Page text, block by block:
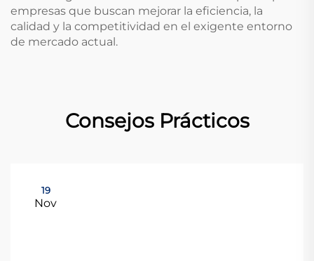
empresas que buscan mejorar la eficiencia, la
calidad y la competitividad en el exigente entorno
de mercado actual.
Consejos Prácticos
19
Nov